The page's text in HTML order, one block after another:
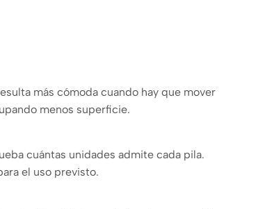
más cómoda cuando hay que mover
menos superficie.
cuántas unidades admite cada pila.
el uso previsto.